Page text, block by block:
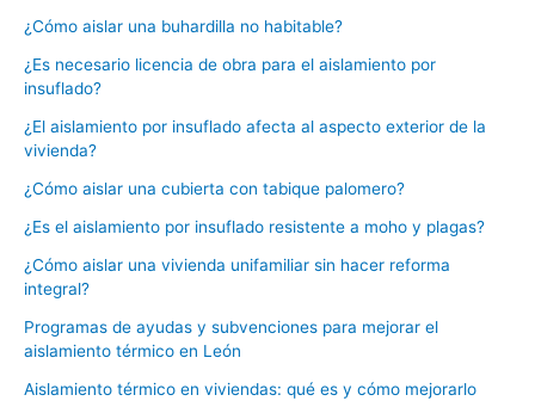
¿Cómo aislar una buhardilla no habitable?
¿Es necesario licencia de obra para el aislamiento por
insuflado?
¿El aislamiento por insuflado afecta al aspecto exterior de la
vivienda?
¿Cómo aislar una cubierta con tabique palomero?
¿Es el aislamiento por insuflado resistente a moho y plagas?
¿Cómo aislar una vivienda unifamiliar sin hacer reforma
integral?
Programas de ayudas y subvenciones para mejorar el
aislamiento térmico en León
Aislamiento térmico en viviendas: qué es y cómo mejorarlo